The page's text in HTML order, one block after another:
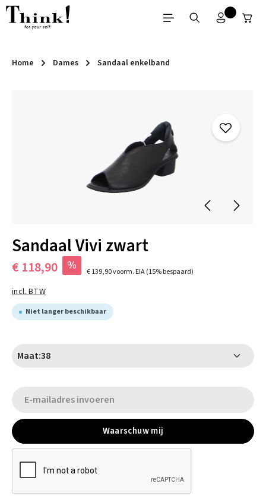
Ga naar de hoofdinhoud
Home Dames Sandaal enkelband
Sandaal Vivi zwart
€ 118,90 % € 139,90voorm. EIA(15% bespaard)
incl. BTW
Niet langer beschikbaar
Maat:38
Waarschuw mij